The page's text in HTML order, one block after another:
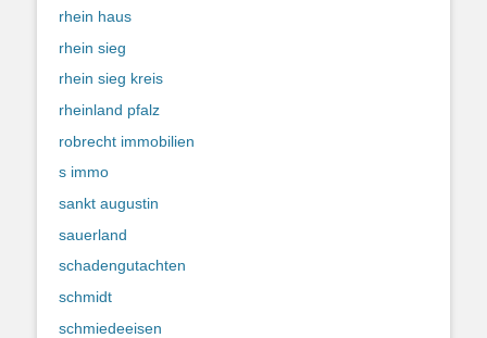
rhein haus
rhein sieg
rhein sieg kreis
rheinland pfalz
robrecht immobilien
s immo
sankt augustin
sauerland
schadengutachten
schmidt
schmiedeeisen